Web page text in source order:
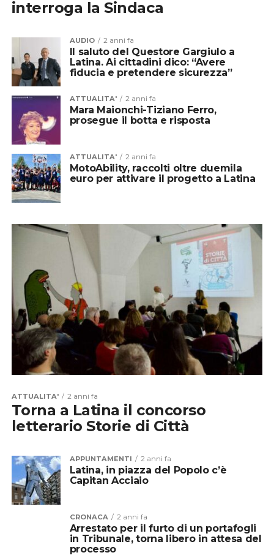
interroga la Sindaca
AUDIO 2 anni fa
Il saluto del Questore Gargiulo a
Latina. Ai cittadini dico: “Avere
fiducia e pretendere sicurezza”
ATTUALITA' 2 anni fa
Mara Maionchi-Tiziano Ferro,
prosegue il botta e risposta
ATTUALITA' 2 anni fa
MotoAbility, raccolti oltre duemila
euro per attivare il progetto a Latina
ATTUALITA' 2 anni fa
Torna a Latina il concorso
letterario Storie di Città
APPUNTAMENTI 2 anni fa
Latina, in piazza del Popolo c’è
Capitan Acciaio
CRONACA 2 anni fa
Arrestato per il furto di un portafogli
in Tribunale, torna libero in attesa del
processo